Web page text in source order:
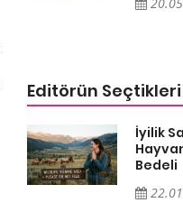
Editörün Seçtikleri
İyilik
Bedeli